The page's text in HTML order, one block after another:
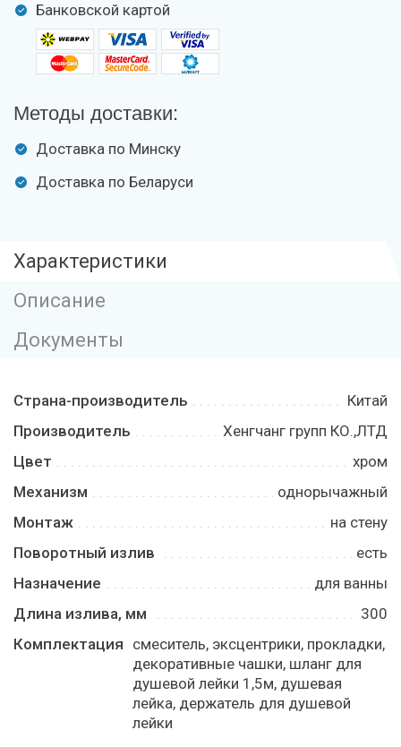
Банковской картой
Методы доставки:
Доставка по Минску
Доставка по Беларуси
Характеристики
Описание
Документы
Страна-производитель
Китай
Производитель
Хенгчанг групп КО.,ЛТД
Цвет
хром
Механизм
однорычажный
Монтаж
на стену
Поворотный излив
есть
Назначение
для ванны
Длина излива, мм
300
Комплектация смеситель, эксцентрики, прокладки,
декоративные чашки, шланг для
душевой лейки 1,5м, душевая
лейка, держатель для душевой
лейки